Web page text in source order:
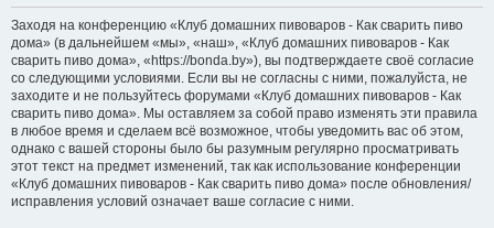
Заходя на конференцию «Клуб домашних пивоваров - Как cварить пиво
дома» (в дальнейшем «мы», «наш», «Клуб домашних пивоваров - Как
cварить пиво дома», «https://bonda.by»), вы подтверждаете своё согласие
со следующими условиями. Если вы не согласны с ними, пожалуйста, не
заходите и не пользуйтесь форумами «Клуб домашних пивоваров - Как
cварить пиво дома». Мы оставляем за собой право изменять эти правила
в любое время и сделаем всё возможное, чтобы уведомить вас об этом,
однако с вашей стороны было бы разумным регулярно просматривать
этот текст на предмет изменений, так как использование конференции
«Клуб домашних пивоваров - Как cварить пиво дома» после обновления/
исправления условий означает ваше согласие с ними.